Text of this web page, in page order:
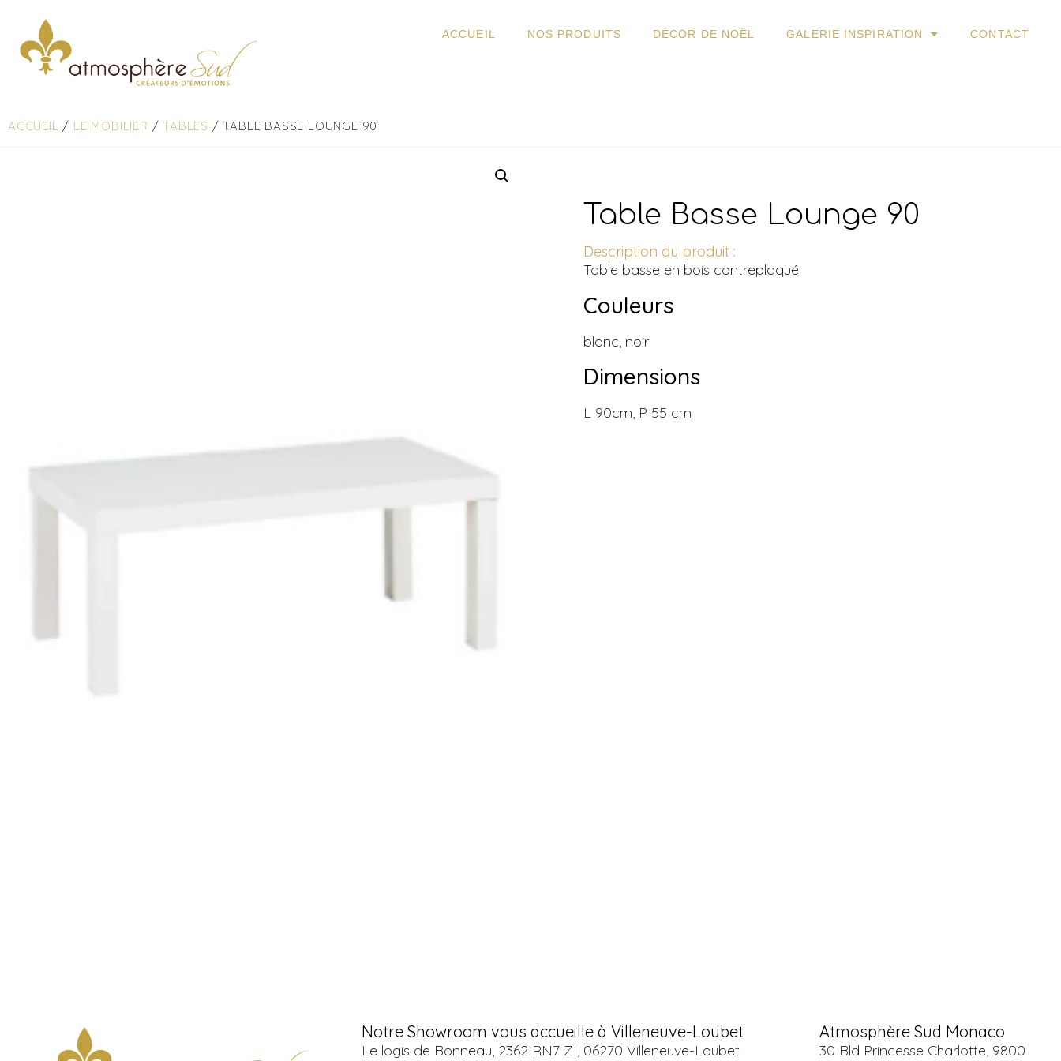
ACCUEIL NOS PRODUITS DÉCOR DE NOËL GALERIE INSPIRATION CONTACT
ACCUEIL / LE MOBILIER /TABLES / TABLE BASSE LOUNGE 90
Table Basse Lounge 90
Description du produit :
Table basse en bois contreplaqué
Couleurs
blanc, noir
Dimensions
L 90cm, P 55 cm
Notre Showroom vous accueille à Villeneuve-Loubet
Le logis de Bonneau, 2362 RN7 ZI, 06270 Villeneuve-Loubet
Atmosphère Sud Monaco
30 Bld Princesse Charlotte, 9800